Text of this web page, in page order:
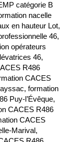
catégorie B
nacelle
en hauteur Lot,
46,
opérateurs
46,
R486
CACES
formation
Puy-l’Évêque,
CACES R486
CACES
Marival,